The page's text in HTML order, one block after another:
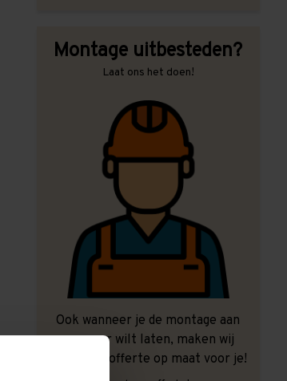
Montage uitbesteden?
Laat ons het doen!
Ook wanneer je de montage aan
ons over wilt laten, maken wij
graag een offerte op maat voor je!